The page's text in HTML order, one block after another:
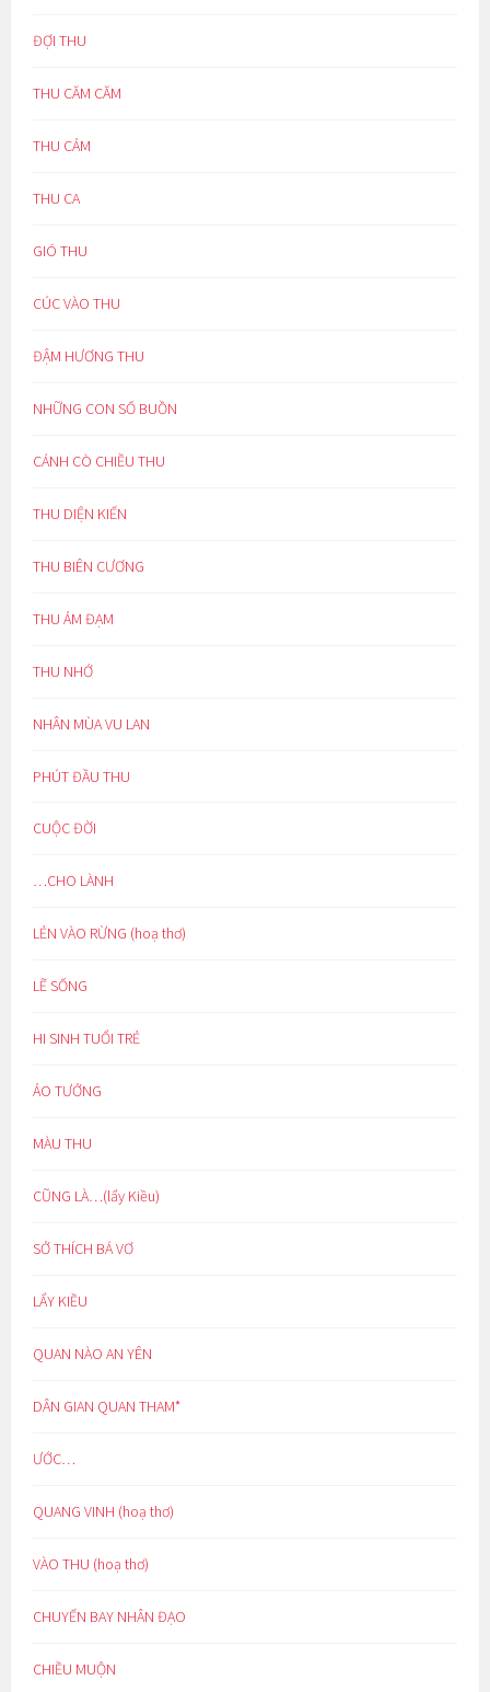
ĐỢI THU
THU CĂM CĂM
THU CẢM
THU CA
GIÓ THU
CÚC VÀO THU
ĐẬM HƯƠNG THU
NHỮNG CON SỐ BUỒN
CÁNH CÒ CHIỀU THU
THU DIỆN KIẾN
THU BIÊN CƯƠNG
THU ẢM ĐẠM
THU NHỚ
NHÂN MÙA VU LAN
PHÚT ĐẦU THU
CUỘC ĐỜI
…CHO LÀNH
LẺN VÀO RỪNG (hoạ thơ)
LẼ SỐNG
HI SINH TUỔI TRẺ
ẢO TƯỞNG
MÀU THU
CŨNG LÀ…(lẩy Kiều)
SỞ THÍCH BÁ VƠ
LẨY KIỀU
QUAN NÀO AN YÊN
DÂN GIAN QUAN THAM*
ƯỚC…
QUANG VINH (hoạ thơ)
VÀO THU (hoạ thơ)
CHUYẾN BAY NHÂN ĐẠO
CHIỀU MUỘN